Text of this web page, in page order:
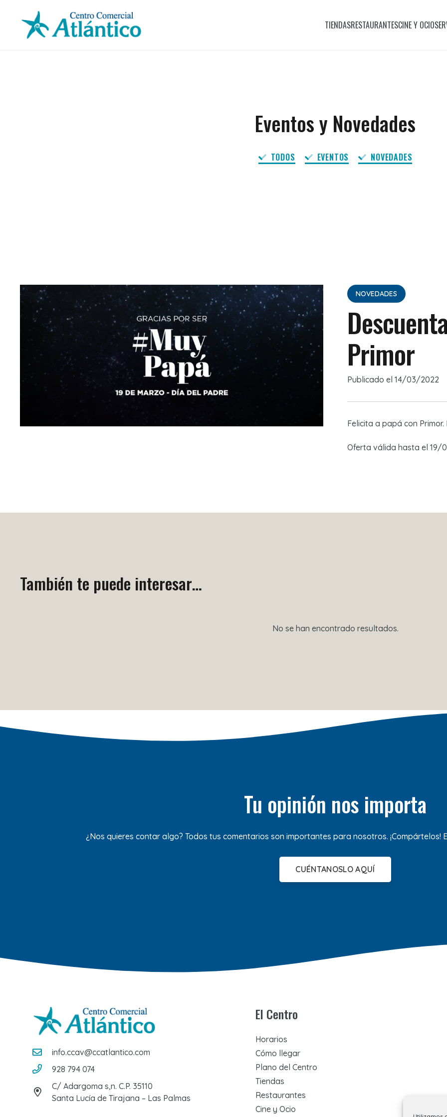
TIENDASRESTAURANTESCINE Y OCIO
Eventos y Novedades
TODOS EVENTOS NOVEDADES
NOVEDADES
Primor
Publicado el 14/03/2022
Felicita a papá con
Oferta válida hasta el 19/
También te puede interesar…
No se han encontrado resultados.
Tu opinión nos importa
¿Nos quieres contar algo? Todos tus comentarios son importantes para nosotros. ¡Compártelos!
CUÉNTANOSLO AQUÍ
info.ccav@ccatlantico.com
928 794 074
C/ Adargoma s,n. C.P. 35110
Santa Lucía de Tirajana – Las Palmas
El Centro
Horarios
Cómo llegar
Plano del Centro
Tiendas
Restaurantes
Cine y Ocio